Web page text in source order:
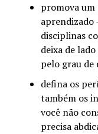
promova
aprendizado
disciplinas
deixa de
pelo grau de
defina os
também os
você não
precisa